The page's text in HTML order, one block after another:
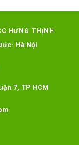
HƯNG THỊNH
Hà Nội
7, TP HCM